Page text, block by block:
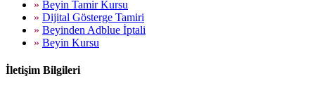
» Beyin Tamir Kursu
» Dijital Gösterge Tamiri
» Beyinden Adblue İptali
» Beyin Kursu
İletişim Bilgileri